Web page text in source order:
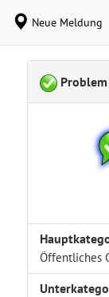
Neue Meldung
Öffentliches